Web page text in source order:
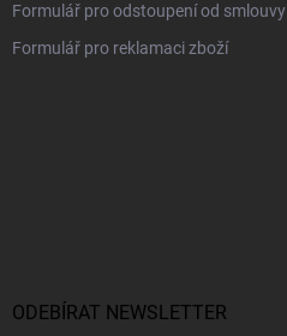
Formulář pro odstoupení od smlouvy
Formulář pro reklamaci zboží
ODEBÍRAT NEWSLETTER